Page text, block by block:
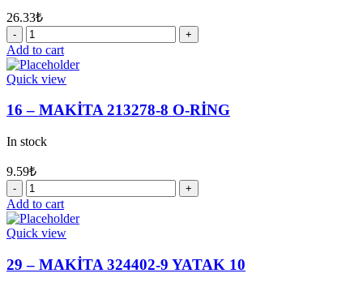
26.33₺
2
-
MAKİTA
233940-
SEGMAN
quantity
Add to cart
Quick view
16 – MAKİTA 213278-8 O-RİNG
In stock
9.59₺
16
-
MAKİTA
213278-
RİNG
Add to cart
Quick view
29 – MAKİTA 324402-9 YATAK 10